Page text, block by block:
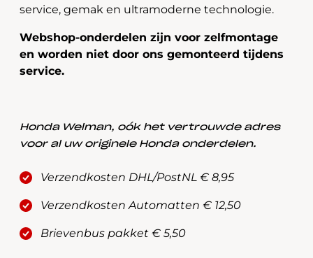
service, gemak en ultramoderne technologie.
Webshop-onderdelen zijn voor zelfmontage
en worden niet door ons gemonteerd tijdens
service.
Honda Welman, oók het vertrouwde adres
voor al uw originele Honda onderdelen.
Verzendkosten DHL/PostNL € 8,95
Verzendkosten Automatten € 12,50
Brievenbus pakket € 5,50